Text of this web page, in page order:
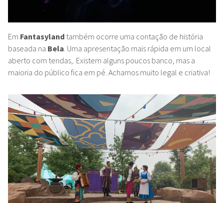
Em Fantasyland também ocorre uma contação de história
baseada na Bela. Uma apresentação mais rápida em um local
aberto com tendas,. Existem alguns poucos banco, mas a
maioria do público fica em pé. Achamos muito legal e criativa!